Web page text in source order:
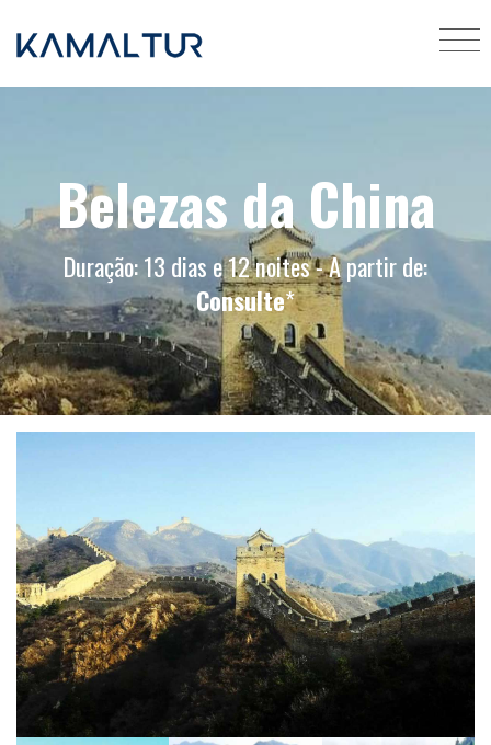
Belezas da China
Duração: 13 dias e 12 noites - A partir de:
Consulte*